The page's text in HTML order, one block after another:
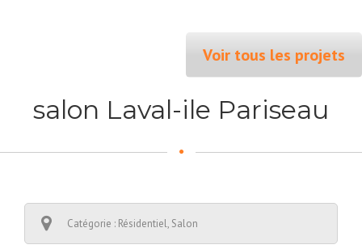
Voir tous les projets
salon Laval-ile Pariseau
Catégorie : Résidentiel, Salon